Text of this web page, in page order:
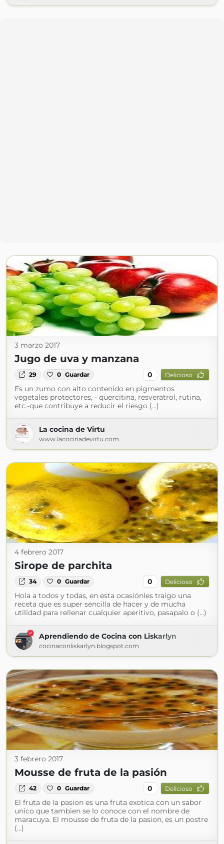
3 marzo 2017
Jugo de uva y manzana
29 0 Guardar 0 Delicioso
Es un zumo con alto contenido en pigmentos
vegetales protectores, - quercitina, resveratrol, rutina,
etc.-que contribuye a reducir el riesgo (...)
La cocina de Virtu
www.lacocinadevirtu.com
4 febrero 2017
Sirope de parchita
34 0 Guardar 0 Delicioso
Hola a todos y todas, en esta ocasiónles traigo una
receta que es super sencilla de hacer y de mucha
utilidad para rellenar cualquier aperitivo, pasapalo o (...)
Aprendiendo de Cocina con Liskarlyn
cocinaconliskarlyn.blogspot.com
3 febrero 2017
Mousse de fruta de la pasión
42 0 Guardar 0 Delicioso
El fruta de la pasion es una fruta exotica con un sabor
unico que tambien se lo conoce con el nombre de
maracuya. El mousse de fruta de la pasion, es un postre
(...)